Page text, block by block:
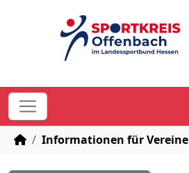
STARTSEITE
Informationen für Vereine